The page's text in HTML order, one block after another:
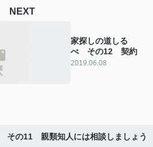
NEXT
家探しの道しる
べ その12 契約
2019.06.08
その11 親類知人には相談しましょう